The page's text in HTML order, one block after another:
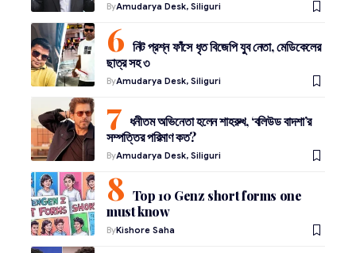
ByAmudarya Desk, Siliguri
নিট প্রশ্ন ফাঁসে ধৃত বিজেপি যুব নেতা, মেডিকেলের
ছাত্র সহ ৩
ByAmudarya Desk, Siliguri
ধনীতম অভিনেতা হলেন শাহরুখ, ‘বলিউড বাদশা’র
সম্পত্তির পরিমাণ কত?
ByAmudarya Desk, Siliguri
Top 10 Genz short forms one
must know
ByKishore Saha